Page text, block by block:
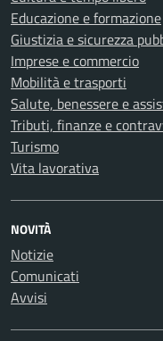
Educazione e formazione
Giustizia e sicurezza
Imprese e commercio
Mobilità e trasporti
Salute, benessere e
Tributi, finanze e
Turismo
Vita lavorativa
NOVITÀ
Notizie
Comunicati
Avvisi